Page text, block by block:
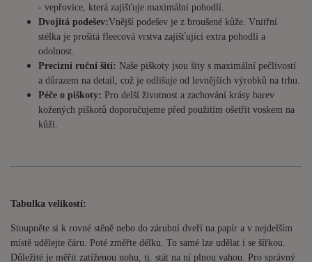
- vepřovice, která zajišťuje maximální pohodlí.
Dvojitá podešev:Vnější podešev je z broušené kůže. Vnitřní
stélka je prošitá fleecová vrstva zajišťující extra pohodlí a
odolnost.
Precizní ruční šití: Naše piškoty jsou šity s maximální pečlivostí
a důrazem na detail, což je odlišuje od levnějších výrobků na trhu.
Péče o piškoty: Pro delší životnost a zachování krásy barev
kožených piškotů doporučujeme před použitím ošetřit voskem na
kůži.
Tabulka velikostí:
Stoupněte si k rovné stěně nebo do zárubní dveří na papír a v nejdelším
místě udělejte čáru. Poté změřte délku. To samé lze udělat i se šířkou.
Důležité je měřit zatíženou nohu, tj. stát na ní plnou vahou. Pro správný